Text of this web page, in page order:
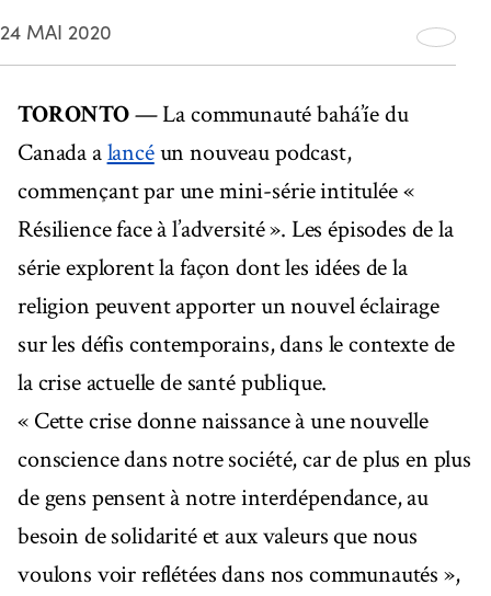
24 MAI 2020
TORONTO— La communauté bahá’íe du
Canada alancéun nouveau podcast,
commençant par une mini-série intitulée «
Résilience face à l’adversité ». Les épisodes de la
série explorent la façon dont les idées de la
religion peuvent apporter un nouvel éclairage
sur les défis contemporains, dans le contexte de
la crise actuelle de santé publique.
« Cette crise donne naissance à une nouvelle
conscience dans notre société, car de plus en plus
de gens pensent à notre interdépendance, au
besoin de solidarité et aux valeurs que nous
voulons voir reflétées dans nos communautés »,